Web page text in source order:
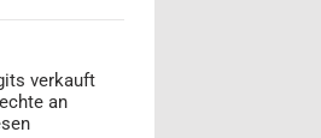
verkauft
an